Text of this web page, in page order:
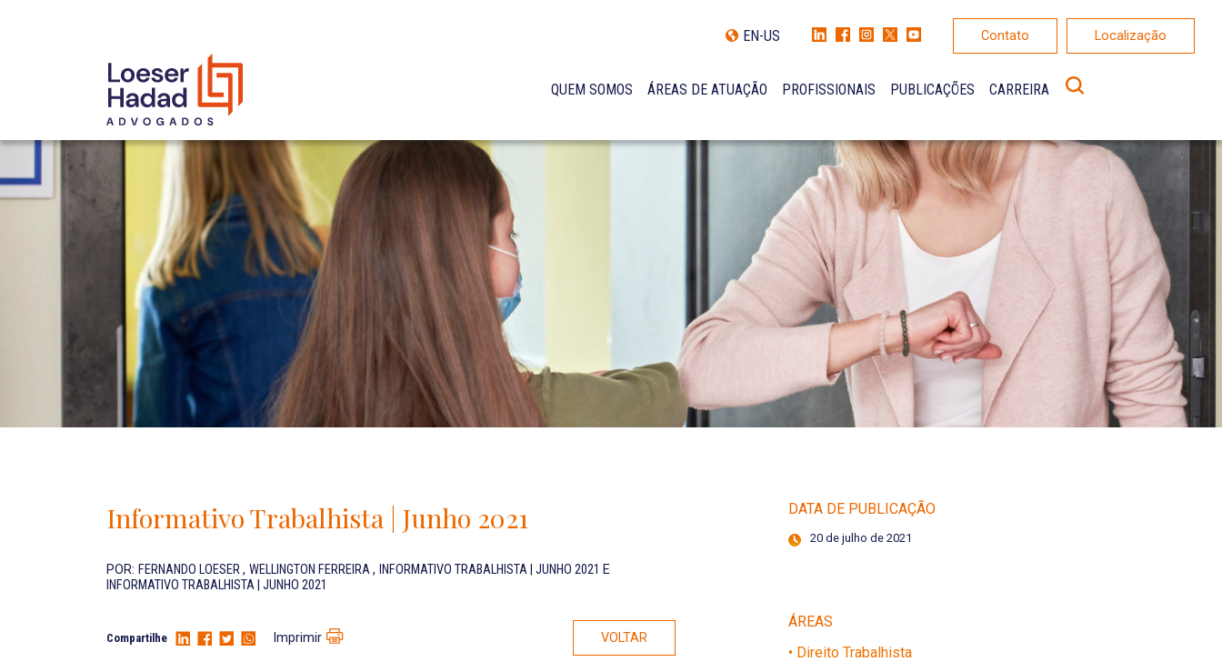
INTERNATIONAL NETWORK
PRÊMIOS
NOSSA EQUIPE
EN-US Contato Localização
QUEM SOMOS
ÁREAS DE ATUAÇÃO PROFISSIONAIS PUBLICAÇÕES CARREIRA
Informativo Trabalhista | Junho 2021
POR: FERNANDO LOESER, WELLINGTON FERREIRA, INFORMATIVO TRABALHISTA | JUNHO 2021 E
INFORMATIVO TRABALHISTA | JUNHO 2021
Compartilhe Imprimir VOLTAR
DATA DE PUBLICAÇÃO
20 de julho de 2021
ÁREAS
• Direito Trabalhista